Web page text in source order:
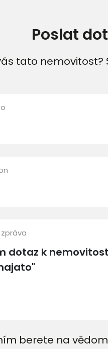
Poslat
tato
berete na